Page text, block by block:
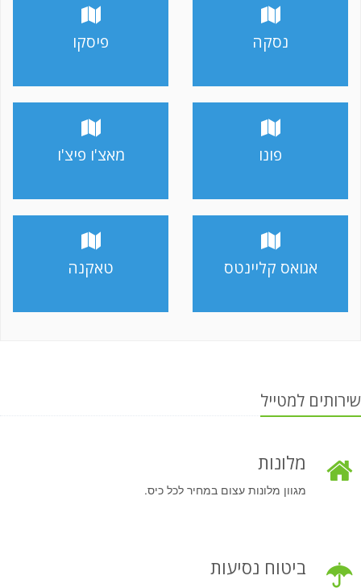
נסקה פיסקו
פונו מאצ'ו פיצ'ו
אגואס קליינטס טאקנה
שירותים למטייל
מלונות
מגוון מלונות עצום במחיר לכל כיס.
ביטוח נסיעות